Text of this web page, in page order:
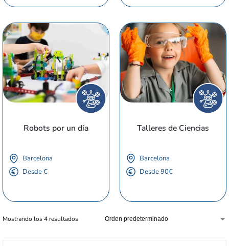
Robots por un día
Barcelona
Desde €
Talleres de Ciencias
Barcelona
Desde 90€
Mostrando los 4 resultados